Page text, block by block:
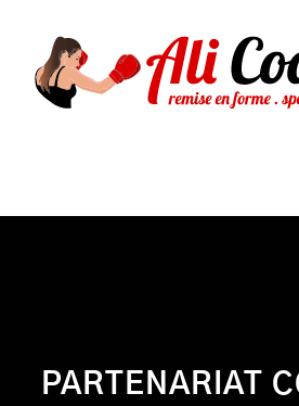
PARTENARIAT